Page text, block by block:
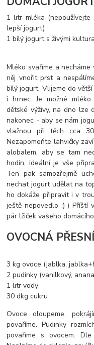
1 litr mléka (nepoužívejte
lepší jogurt)
1 bílý jogurt s živými
Mléko svaříme a
něj vnořit prst a
bílý jogurt. Vlijeme do
i hrnec. Je možné
dětské výživy, na dno lze
nakonec - aby se nám
vlažnou při těch cca
Nezapomeňte lahvičky
alobalem, aby se tam
hodin, ideální je vše
Ten pak samozřejmě
nechat jogurt udělat na
ho dokáže připravit i v
ještě nepovedlo :) ) Příští
pár lžiček vašeho
OVOCNÁ
3 kg ovoce (jablka,
2 pudinky (vanilkový,
1 litr vody
30 dkg cukru
Ovoce oloupeme,
povaříme. Pudinky
povaříme s ovocem.